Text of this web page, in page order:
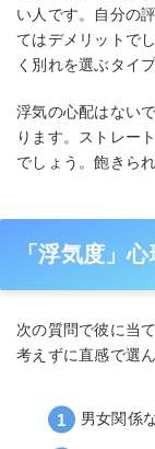
い人です。自分の
てはデメリットで
く別れを選ぶタイ
浮気の心配はない
ります。ストレー
でしょう。飽きら
「浮気度」
次の質問で彼に当
考えずに直感で選
男女関係